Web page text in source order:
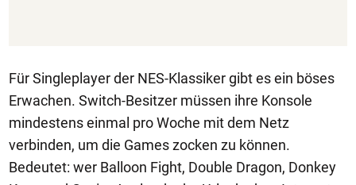
Für Singleplayer der NES-Klassiker gibt es ein böses
Erwachen. Switch-Besitzer müssen ihre Konsole
mindestens einmal pro Woche mit dem Netz
verbinden, um die Games zocken zu können.
Bedeutet: wer Balloon Fight, Double Dragon, Donkey